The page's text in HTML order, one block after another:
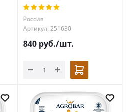
Россия
Артикул: 251630
840 руб./шт.